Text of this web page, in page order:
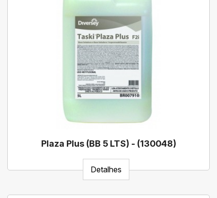
Plaza Plus (BB 5 LTS) - (130048)
Detalhes